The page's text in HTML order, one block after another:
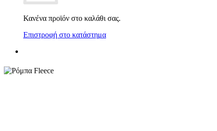
Κανένα προϊόν στο καλάθι σας.
Επιστροφή στο κατάστημα